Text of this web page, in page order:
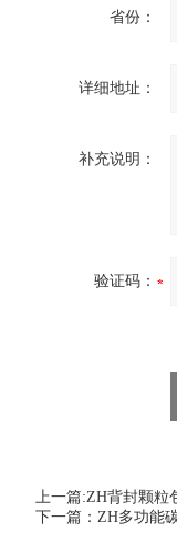
省份：
详细地址：
补充说明：
验证码：
上一篇:ZH背封颗粒
下一篇： ZH多功能